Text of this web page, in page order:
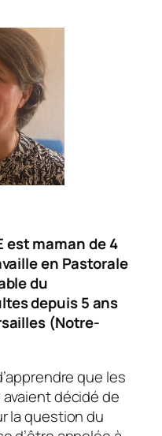
est maman de 4
en Pastorale
du
depuis 5 ans
(Notre-
que les
décidé de
la question du